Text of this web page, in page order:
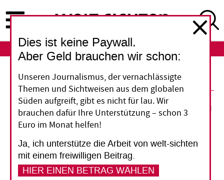
zum
Inhalt
ABO
12. Juni 2015
Vorlesen
Krise in Burundi
Dies ist keine Paywall.
Aber Geld brauchen wir schon:
Unseren Journalismus, der vernachlässigte
Themen und Sichtweisen aus dem globalen
Süden aufgreift, gibt es nicht für lau. Wir
brauchen dafür Ihre Unterstützung – schon 3
Euro im Monat helfen!
Ja, ich unterstütze die Arbeit von welt-sichten
mit einem freiwilligen Beitrag.
HIER EINEN BETRAG WÄHLEN